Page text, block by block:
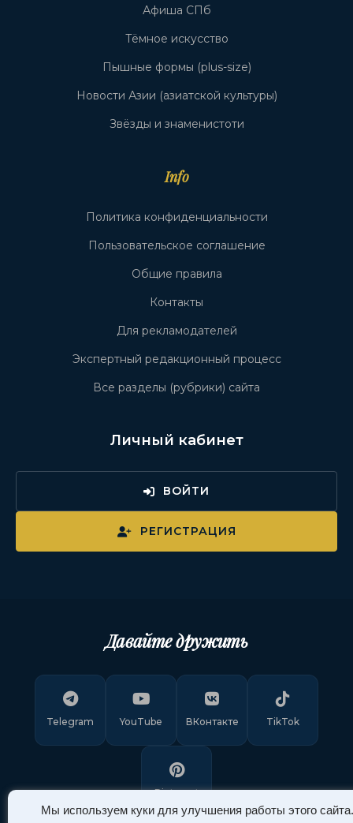
Мы используем куки для улучшения работы этого сайта.
Афиша СПб
Тёмное искусство
Пышные формы (plus-size)
Новости Азии (азиатской культуры)
Звёзды и знаменистоти
Info
Политика конфиденциальности
Пользовательское соглашение
Общие правила
Контакты
Для рекламодателей
Экспертный редакционный процесс
Все разделы (рубрики) сайта
Личный кабинет
ВОЙТИ
РЕГИСТРАЦИЯ
Давайте дружить
Telegram YouTube ВКонтакте TikTok
Pinterest